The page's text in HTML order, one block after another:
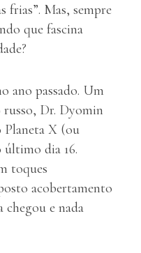
frias”. Mas, sempre
que fascina
ano passado. Um
Dr. Dyomin
Planeta X (ou
dia 16.
toques
acobertamento
e nada